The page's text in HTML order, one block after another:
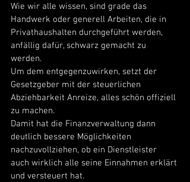
Wie wir alle wissen, sind grade das
Handwerk oder generell Arbeiten, die in
Privathaushalten durchgeführt werden,
anfällig dafür, schwarz gemacht zu
werden.
Um dem entgegenzuwirken, setzt der
Gesetzgeber mit der steuerlichen
Abziehbarkeit Anreize, alles schön offiziell
zu machen.
Damit hat die Finanzverwaltung dann
deutlich bessere Möglichkeiten
nachzuvollziehen, ob ein Dienstleister
auch wirklich alle seine Einnahmen erklärt
und versteuert hat.